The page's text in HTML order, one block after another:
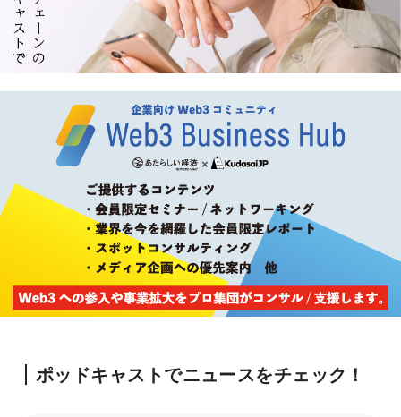
ポッドキャストでニュースをチェック！